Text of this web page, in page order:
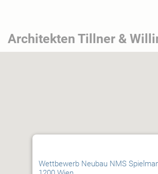
Architekten Tillner &
Wettbewerb Neubau NMS